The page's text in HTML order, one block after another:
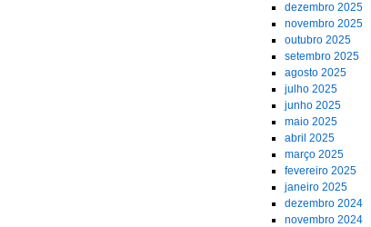
dezembro 2025
novembro 2025
outubro 2025
setembro 2025
agosto 2025
julho 2025
junho 2025
maio 2025
abril 2025
março 2025
fevereiro 2025
janeiro 2025
dezembro 2024
novembro 2024